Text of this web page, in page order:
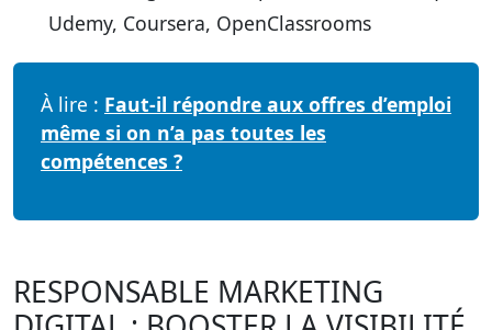
Udemy, Coursera, OpenClassrooms
À lire : Faut-il répondre aux offres d’emploi
même si on n’a pas toutes les
compétences ?
RESPONSABLE MARKETING